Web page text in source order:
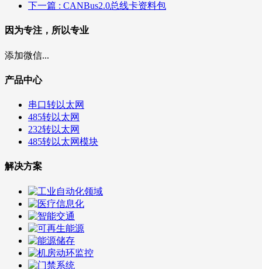
下一篇 : CANBus2.0总线卡资料包
因为专注，所以专业
添加微信...
产品中心
串口转以太网
485转以太网
232转以太网
485转以太网模块
解决方案